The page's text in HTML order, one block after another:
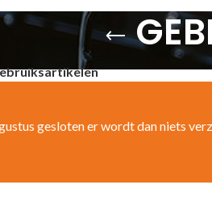
gesloten er wordt dan niets